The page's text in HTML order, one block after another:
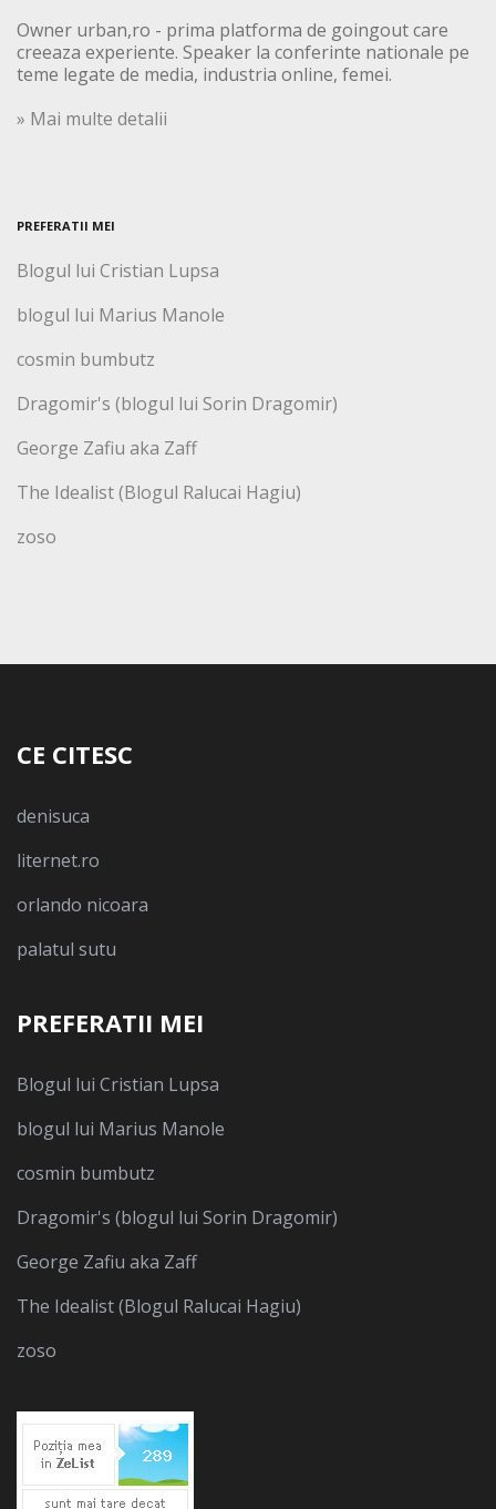
Owner urban,ro - prima platforma de goingout care
creeaza experiente. Speaker la conferinte nationale pe
teme legate de media, industria online, femei.
» Mai multe detalii
PREFERATII MEI
Blogul lui Cristian Lupsa
blogul lui Marius Manole
cosmin bumbutz
Dragomir's (blogul lui Sorin Dragomir)
George Zafiu aka Zaff
The Idealist (Blogul Ralucai Hagiu)
zoso
CE CITESC
denisuca
liternet.ro
orlando nicoara
palatul sutu
PREFERATII MEI
Blogul lui Cristian Lupsa
blogul lui Marius Manole
cosmin bumbutz
Dragomir's (blogul lui Sorin Dragomir)
George Zafiu aka Zaff
The Idealist (Blogul Ralucai Hagiu)
zoso